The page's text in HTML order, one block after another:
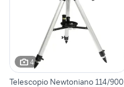
4
Telescopio Newtoniano 114/900